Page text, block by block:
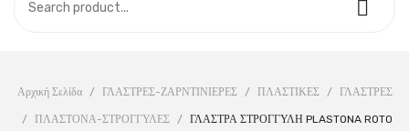
ΕΠΙΚΟΙΝΩΝΊΑ
Αρχική Σελίδα / ΓΛΑΣΤΡΕΣ-ΖΑΡΝΤΙΝΙΕΡΕΣ / ΠΛΑΣΤΙΚΕΣ / ΓΛΑΣΤΡΕΣ
/ ΠΛΑΣΤΟΝΑ-ΣΤΡΟΓΓΥΛΕΣ / ΓΛΑΣΤΡΑ ΣΤΡΟΓΓΥΛΗ PLASTONA ROTO